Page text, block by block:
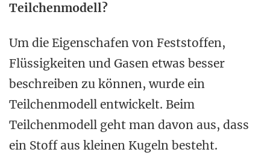
Teilchenmodell?
Um die Eigenschafen von Feststoffen,
Flüssigkeiten und Gasen etwas besser
beschreiben zu können, wurde ein
Teilchenmodell entwickelt. Beim
Teilchenmodell geht man davon aus, dass
ein Stoff aus kleinen Kugeln besteht.